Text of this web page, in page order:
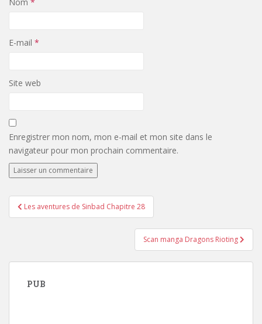
E-mail *
Site web
Enregistrer mon nom, mon e-mail et mon site dans le
navigateur pour mon prochain commentaire.
Navigation
de
Les aventures de Sinbad Chapitre 28
Scan manga Dragons Rioting
PUB